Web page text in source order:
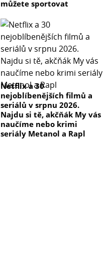
můžete sportovat
Netflix a 30
nejoblíbenějších filmů a
seriálů v srpnu 2026.
Najdu si tě, akčňák My vás
naučíme nebo krimi
seriály Metanol a Rapl